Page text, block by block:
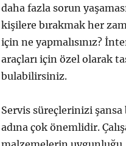
daha fazla sorun
kişilere bırakmak her
için ne yapmalısınız?
araçları için özel olarak
bulabilirsiniz.
Servis süreçlerinizi şansa
adına çok önemlidir.